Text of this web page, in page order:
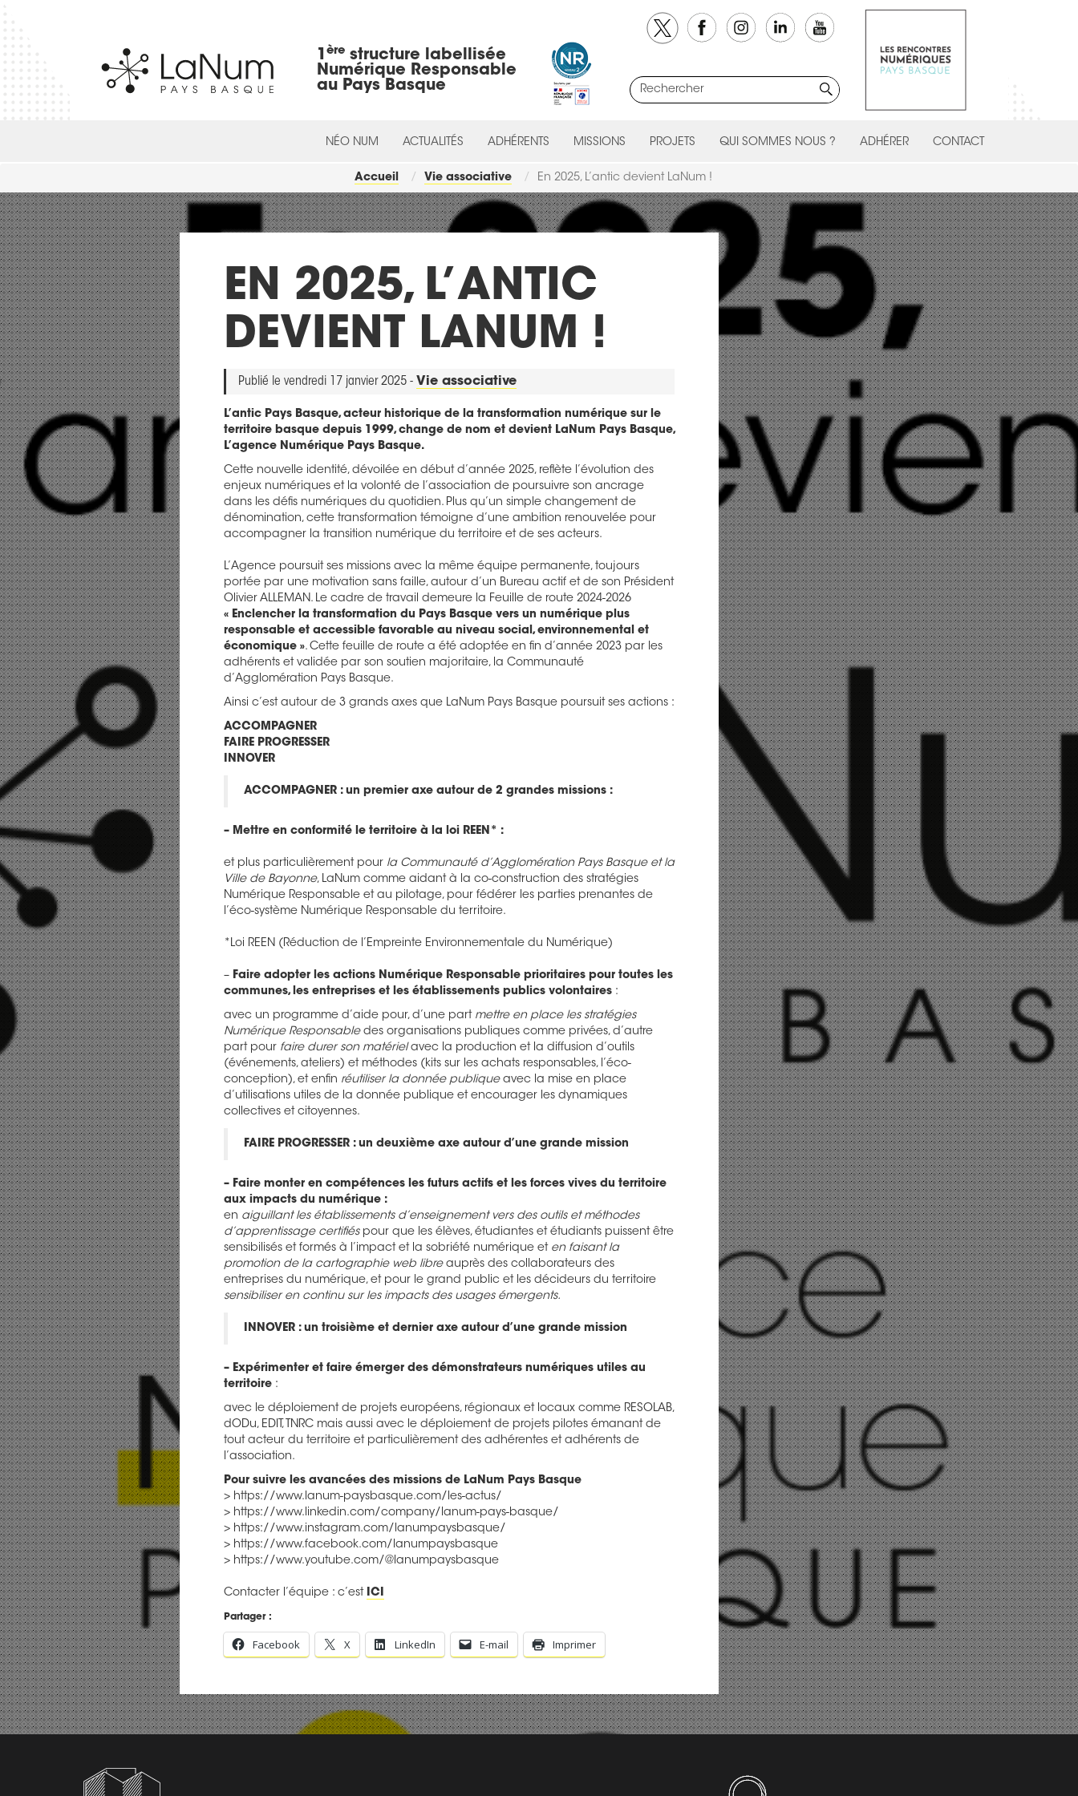
1 èrestructure labellisée
Numérique Responsable
au Pays Basque
NÉO NUM ACTUALITÉS ADHÉRENTS MISSIONS PROJETS QUI SOMMES NOUS ? ADHÉRER CONTACT
Accueil Vie associative En 2025, L’antic devient LaNum !
EN 2025, L’ANTIC
DEVIENT LANUM !
Publié le vendredi 17 janvier 2025 - Vie associative
L’antic Pays Basque, acteur historique de la transformation numérique sur le
territoire basque depuis 1999, change de nom et devient LaNum Pays Basque,
L’agence Numérique Pays Basque.
Cette nouvelle identité, dévoilée en début d’année 2025, reflète l’évolution des
enjeux numériques et la volonté de l’association de poursuivre son ancrage
dans les défis numériques du quotidien. Plus qu’un simple changement de
dénomination, cette transformation témoigne d’une ambition renouvelée pour
accompagner la transition numérique du territoire et de ses acteurs.
L’Agence poursuit ses missions avec la même équipe permanente, toujours
portée par une motivation sans faille, autour d’un Bureau actif et de son Président
Olivier ALLEMAN. Le cadre de travail demeure la Feuille de route 2024-2026
« Enclencher la transformation du Pays Basque vers un numérique plus
responsable et accessible favorable au niveau social, environnemental et
économique ». Cette feuille de route a été adoptée en fin d’année 2023 par les
adhérents et validée par son soutien majoritaire, la Communauté
d’Agglomération Pays Basque.
Ainsi c’est autour de 3 grands axes que LaNum Pays Basque poursuit ses actions :
ACCOMPAGNER
FAIRE PROGRESSER
INNOVER
ACCOMPAGNER : un premier axe autour de 2 grandes missions :
– Mettre en conformité le territoire à la loi REEN* :
et plus particulièrement pour la Communauté d’Agglomération Pays Basque et la
Ville de Bayonne, LaNum comme aidant à la co-construction des stratégies
Numérique Responsable et au pilotage, pour fédérer les parties prenantes de
l’éco-système Numérique Responsable du territoire.
*Loi REEN (Réduction de l’Empreinte Environnementale du Numérique)
– Faire adopter les actions Numérique Responsable prioritaires pour toutes les
communes, les entreprises et les établissements publics volontaires :
avec un programme d’aide pour, d’une part mettre en place les stratégies
Numérique Responsabledes organisations publiques comme privées, d’autre
part pour faire durer son matérielavec la production et la diffusion d’outils
(événements, ateliers) et méthodes (kits sur les achats responsables, l’éco-
conception), et enfin réutiliser la donnée publiqueavec la mise en place
d’utilisations utiles de la donnée publique et encourager les dynamiques
collectives et citoyennes.
FAIRE PROGRESSER : un deuxième axe autour d’une grande mission
– Faire monter en compétences les futurs actifs et les forces vives du territoire
aux impacts du numérique :
en aiguillant les établissements d’enseignement vers des outils et méthodes
d’apprentissage certifiés pour que les élèves, étudiantes et étudiants puissent être
sensibilisés et formés à l’impact et la sobriété numérique et en faisant la
promotion de la cartographie web libreauprès des collaborateurs des
entreprises du numérique, et pour le grand public et les décideurs du territoire
sensibiliser en continu sur les impacts des usages émergents.
INNOVER : un troisième et dernier axe autour d’une grande mission
– Expérimenter et faire émerger des démonstrateurs numériques utiles au
territoire :
avec le déploiement de projets européens, régionaux et locaux comme RESOLAB,
dODu, EDIT, TNRC mais aussi avec le déploiement de projets pilotes émanant de
tout acteur du territoire et particulièrement des adhérentes et adhérents de
l’association.
Pour suivre les avancées des missions de LaNum Pays Basque
> https://www.lanum-paysbasque.com/les-actus/
> https://www.linkedin.com/company/lanum-pays-basque/
> https://www.instagram.com/lanumpaysbasque/
> https://www.facebook.com/lanumpaysbasque
> https://www.youtube.com/@lanumpaysbasque
Contacter l’équipe : c’est ICI
Partager :
Facebook X LinkedIn E-mail Imprimer